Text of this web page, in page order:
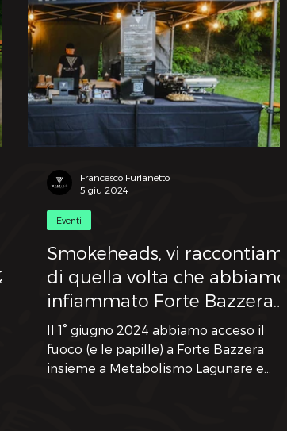
Smokeheads, vi raccontiamo
di quella volta che abbiamo
infiammato Forte Bazzera
con Metabolismo Lagunare!
Il 1° giugno 2024 abbiamo acceso il
fuoco (e le papille) a Forte Bazzera
insieme a Metabolismo Lagunare e
Eventi
Francesco Furlanetto
5 giu 2024